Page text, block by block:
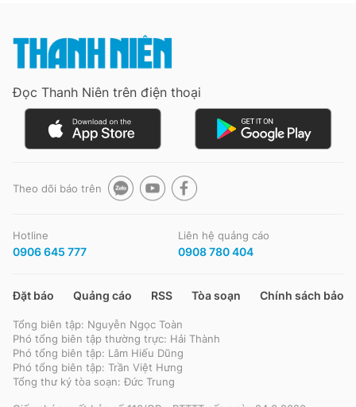
Đọc Thanh Niên trên điện thoại
Theo dõi báo trên
Hotline
0906 645 777
Liên hệ quảng cáo
0908 780 404
Đặt báo Quảng cáo RSS Tòa soạn Chính sách bảo
Tổng biên tập: Nguyễn Ngọc Toàn
Phó tổng biên tập thường trực: Hải Thành
Phó tổng biên tập: Lâm Hiếu Dũng
Phó tổng biên tập: Trần Việt Hưng
Tổng thư ký tòa soạn: Đức Trung